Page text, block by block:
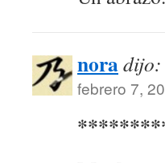
noradijo:
febrero 7,